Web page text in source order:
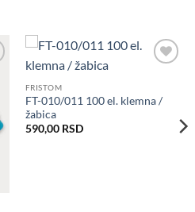
želja
FRISTOM
FT-010/011 100 el. klemna /
žabica
590,00 RSD